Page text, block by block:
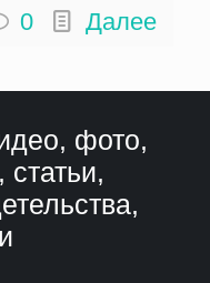
0 Далее
фото,
статьи,